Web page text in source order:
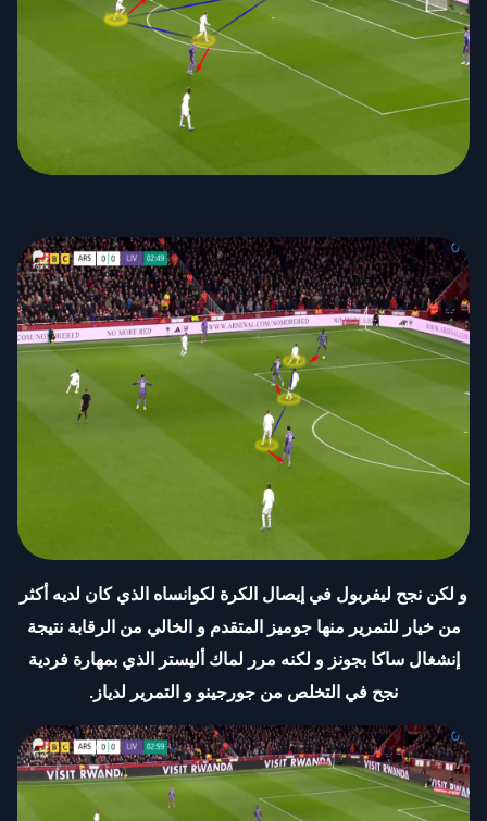
و لكن نجح ليفربول في إيصال الكرة لكوانساه الذي كان لديه أكثر
من خيار للتمرير منها جوميز المتقدم و الخالي من الرقابة نتيجة
إنشغال ساكا بجونز و لكنه مرر لماك أليستر الذي بمهارة فردية
نجح في التخلص من جورجينو و التمرير لدياز .